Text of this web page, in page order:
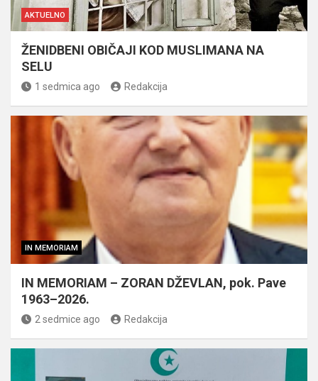
AKTUELNO
ŽENIDBENI OBIČAJI KOD MUSLIMANA NA
SELU
1 sedmica ago Redakcija
IN MEMORIAM
IN MEMORIAM – ZORAN DŽEVLAN, pok. Pave
1963–2026.
2 sedmice ago Redakcija